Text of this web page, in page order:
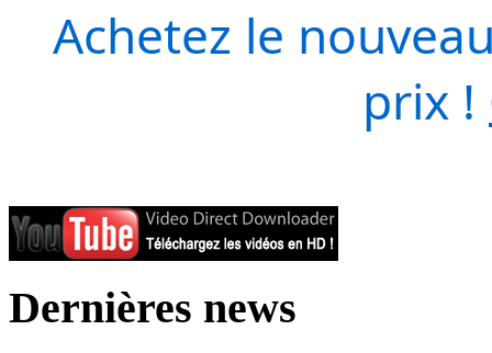
Achetez le
prix !
Dernières news